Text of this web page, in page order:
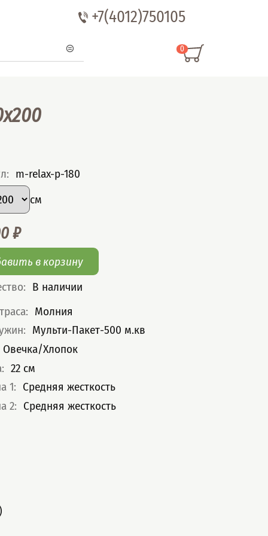
+7(4012)750105
0
: m-relax-p-180
вариант
:
см
₽
: В наличии
: Молния
: Мульти-Пакет-500 м.кв
Овечка/Хлопок
: 22 см
1: Средняя жесткость
2: Средняя жесткость